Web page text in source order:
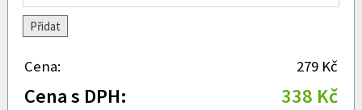
Přidat
Cena: 279 Kč
Cena s DPH: 338 Kč